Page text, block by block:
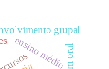
ensino médio
grupal